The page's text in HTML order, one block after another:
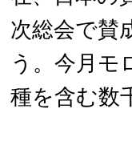
次総会で賛
う。今月モ
種を含む数